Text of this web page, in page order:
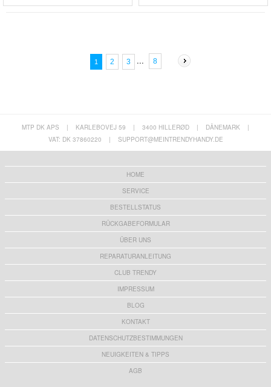
1 2 3 ... 8
MTP DK APS | KARLEBOVEJ 59 | 3400 HILLERØD | DÄNEMARK
|
VAT: DK 37860220
| SUPPORT@MEINTRENDYHANDY.DE
HOME
SERVICE
BESTELLSTATUS
RÜCKGABEFORMULAR
ÜBER UNS
REPARATURANLEITUNG
CLUB TRENDY
IMPRESSUM
BLOG
KONTAKT
DATENSCHUTZBESTIMMUNGEN
NEUIGKEITEN & TIPPS
AGB